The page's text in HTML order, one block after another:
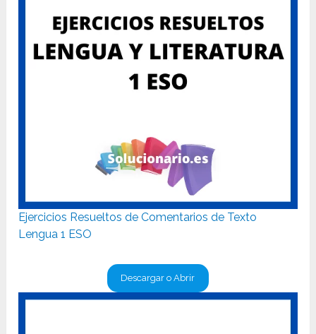
Ejercicios Resueltos de Comentarios de Texto
Lengua 1 ESO
Descargar o Abrir